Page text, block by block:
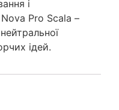
і
Pro Scala –
ідей.